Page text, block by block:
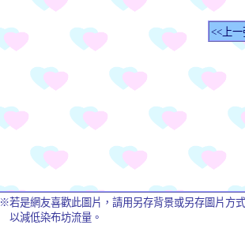
<<上一
※若是網友喜歡此圖片，請用另存背景或另存圖片方
以減低染布坊流量。